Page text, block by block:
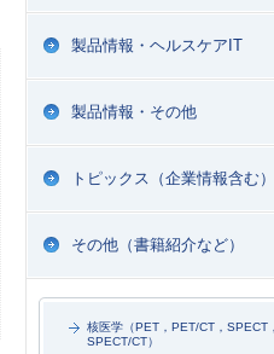
製品情報・ヘルスケアIT
製品情報・その他
トピックス（企業情報含む）
その他（書籍紹介など）
核医学（PET，PET/CT，SPECT，
SPECT/CT）